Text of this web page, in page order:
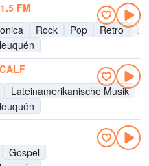
FM
Rock Pop Retro
Lateinamerikanische Musik
Gospel